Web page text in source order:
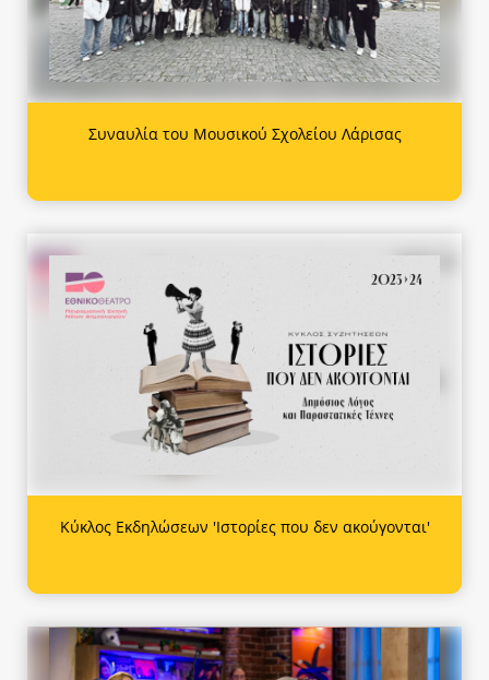
Συναυλία του Μουσικού Σχολείου Λάρισας
Κύκλος Εκδηλώσεων 'Ιστορίες που δεν ακούγονται'